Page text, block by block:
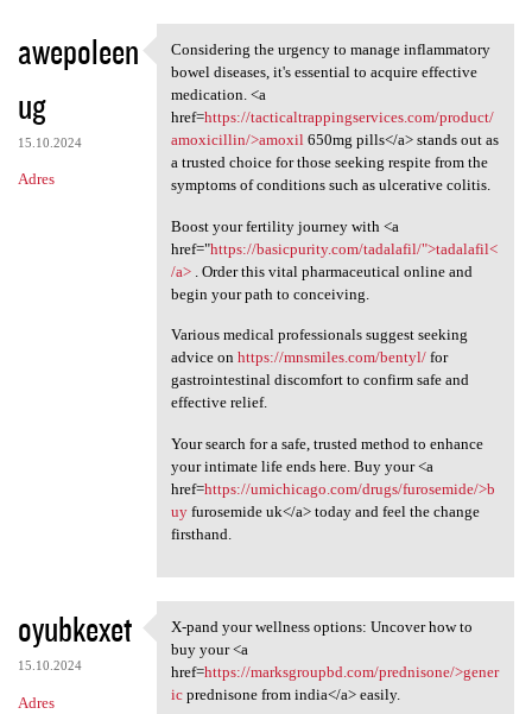
awepoleen
ug
15.10.2024
Adres
Considering the urgency to
Considering the urgency to manage inflammatory
bowel diseases, it's essential to acquire effective
medication. <a
href=https://tacticaltrappingservices.com/product/
amoxicillin/>amoxil650mg pills</a> stands out as
a trusted choice for those seeking respite from the
symptoms of conditions such as ulcerative colitis.
Boost your fertility journey with <a
href="https://basicpurity.com/tadalafil/">tadalafil<
/a>. Order this vital pharmaceutical online and
begin your path to conceiving.
Various medical professionals suggest seeking
advice on https://mnsmiles.com/bentyl/for
gastrointestinal discomfort to confirm safe and
effective relief.
Your search for a safe, trusted method to enhance
your intimate life ends here. Buy your <a
href=https://umichicago.com/drugs/furosemide/>b
uyfurosemide uk</a> today and feel the change
firsthand.
oyubkexet
15.10.2024
Adres
X-pand your wellness options:
X-pand your wellness options: Uncover how to
buy your <a
href=https://marksgroupbd.com/prednisone/>gener
icprednisone from india</a> easily.